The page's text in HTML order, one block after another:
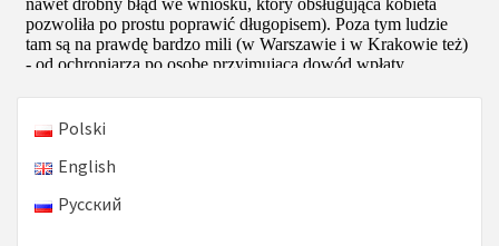
Polski
English
Русский